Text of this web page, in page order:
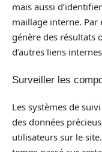
mais aussi
maillage interne. Par
génère des résultats
d’autres liens
Surveiller les
Les systèmes de
des données
utilisateurs sur le